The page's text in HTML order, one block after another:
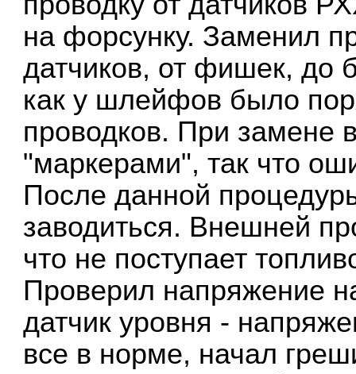
на форсунку. Заменил
датчиков, от фишек, до
как у шлейфов было
проводков. При замене
"маркерами", так что
После данной
заводиться. Внешней
что не поступает
Проверил напряжение
датчик уровня -
все в норме, начал